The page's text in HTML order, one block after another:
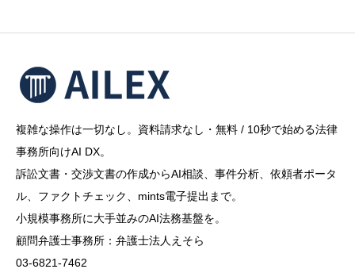
複雑な操作は一切なし。資料請求なし・無料 / 10秒で始める法律
事務所向けAI DX。
訴訟文書・交渉文書の作成からAI相談、事件分析、依頼者ポータ
ル、ファクトチェック、mints電子提出まで。
小規模事務所に大手並みのAI法務基盤を。
顧問弁護士事務所：弁護士法人えそら
03-6821-7462